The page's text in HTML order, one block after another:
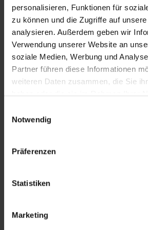
personalisieren, Funktionen für
zu können und die Zugriffe auf
analysieren. Außerdem geben wir
Verwendung unserer Website an
soziale Medien, Werbung und
Partner führen diese Informationen
weiteren Daten zusammen, die Sie
haben oder die sie im Rahmen Ihrer
Notwendig
Präferenzen
Statistiken
Marketing
In Sicherheit in
Zusätzliches Material
Bilder
interessieren